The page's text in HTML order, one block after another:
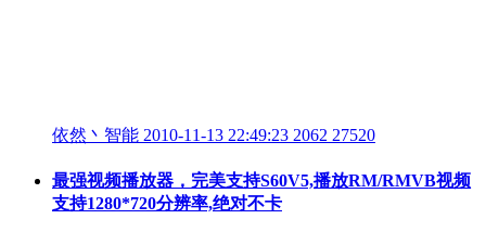
依然丶智能 2010-11-13 22:49:23 2062 27520
最强视频播放器，完美支持S60V5,播放RM/RMVB视频
支持1280*720分辨率,绝对不卡